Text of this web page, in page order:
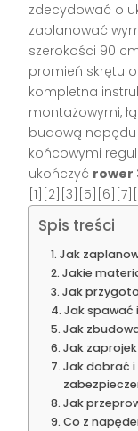
zdecydować o
zaplanować
szerokości 90
promień skrętu
kompletna
montażowymi,
budową napędu
końcowymi
ukończyć rower
Spis treści
Jak
Jakie
Jak
Jak spawać
Jak
Jak
Jak dobrać
Jak
Co z